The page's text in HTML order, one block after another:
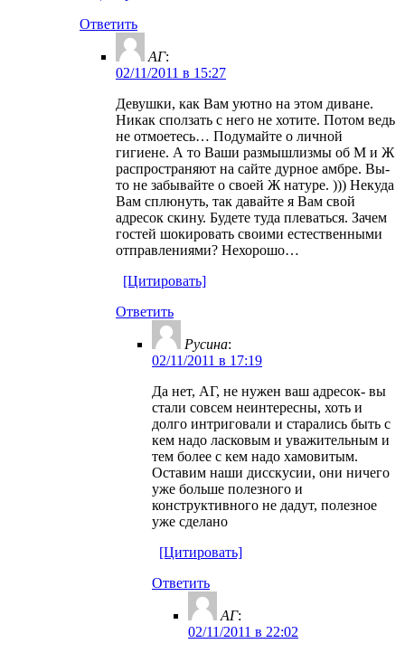
Ответить
АГ:
02/11/2011 в 15:27
Девушки, как Вам уютно на этом диване.
Никак сползать с него не хотите. Потом ведь
не отмоетесь… Подумайте о личной
гигиене. А то Ваши размышлизмы об М и Ж
распространяют на сайте дурное амбре. Вы-
то не забывайте о своей Ж натуре. ))) Некуда
Вам сплюнуть, так давайте я Вам свой
адресок скину. Будете туда плеваться. Зачем
гостей шокировать своими естественными
отправлениями? Нехорошо…
[Цитировать]
Ответить
Русина:
02/11/2011 в 17:19
Да нет, АГ, не нужен ваш адресок- вы
стали совсем неинтересны, хоть и
долго интриговали и старались быть с
кем надо ласковым и уважительным и
тем более с кем надо хамовитым.
Оставим наши дисскусии, они ничего
уже больше полезного и
конструктивного не дадут, полезное
уже сделано
[Цитировать]
Ответить
АГ:
02/11/2011 в 22:02